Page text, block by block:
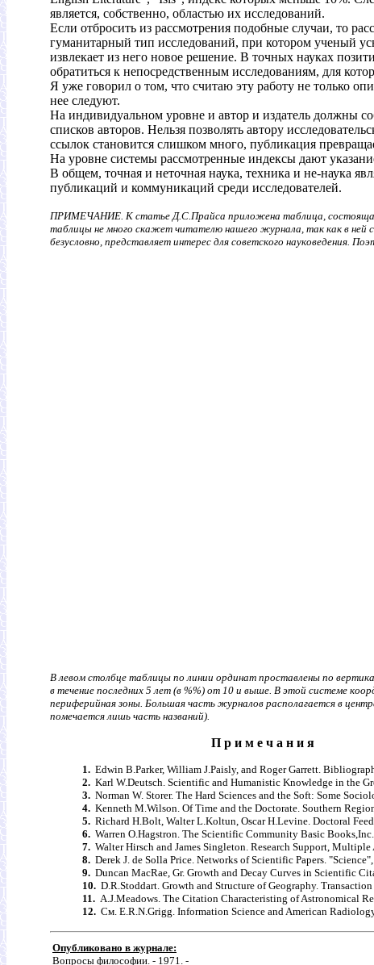
является, собственно, областью их исследований.
Если отбросить из рассмотрения подобные случаи, то
гуманитарный тип исследований, при котором ученый
извлекает из него новое решение. В точных науках
обратиться к непосредственным исследованиям, для
Я уже говорил о том, что считаю эту работу не только
нее следуют.
На индивидуальном уровне и автор и издатель должны
списков авторов. Нельзя позволять автору
ссылок становится слишком много, публикация
На уровне системы рассмотренные индексы дают
В общем, точная и неточная наука, техника и не-наука
публикаций и коммуникаций среди исследователей.
ПРИМЕЧАНИЕ. К статье Д.С.Прайса приложена таблица, состоящая
таблицы не много скажет читателю нашего журнала, так как в ней
безусловно, представляет интерес для советского науковедения.
В левом столбце таблицы по линии ординат проставлены по
в течение последних 5 лет (в %%) от 10 и выше. В этой системе
периферийная зоны. Большая часть журналов располагается в
помечается лишь часть названий).
П р и м е ч а н и я
1. Edwin B.Parker, William J.Paisly, and Roger Garrett.
2. Karl W.Deutsch. Scientific and Humanistic Knowledge in the
3. Norman W. Storer. The Hard Sciences and the Soft: Some
4. Kenneth M.Wilson. Of Time and the Doctorate. Southern
5. Richard H.Bolt, Walter L.Koltun, Oscar H.Levine. Doctoral
6. Warren O.Hagstron. The Scientific Community Basic
7. Walter Hirsch and James Singleton. Research Support,
8. Derek J. de Solla Price. Networks of Scientific Papers.
9. Duncan MacRae, Gr. Growth and Decay Curves in Scientific
10. D.R.Stoddart. Growth and Structure of Geography.
11. A.J.Meadows. The Citation Characteristing of Astronomical
12. См. E.R.N.Grigg. Information Science and American
Опубликовано в журнале:
Вопросы философии. - 1971. -